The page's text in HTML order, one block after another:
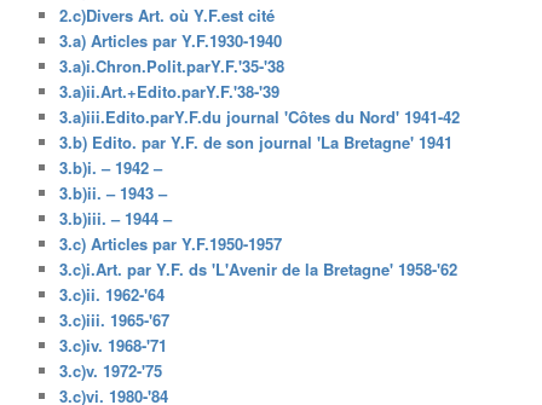
2.c)Divers Art. où Y.F.est cité
3.a) Articles par Y.F.1930-1940
3.a)i.Chron.Polit.parY.F.'35-'38
3.a)ii.Art.+Edito.parY.F.'38-'39
3.a)iii.Edito.parY.F.du journal 'Côtes du Nord' 1941-42
3.b) Edito. par Y.F. de son journal 'La Bretagne' 1941
3.b)i. – 1942 –
3.b)ii. – 1943 –
3.b)iii. – 1944 –
3.c) Articles par Y.F.1950-1957
3.c)i.Art. par Y.F. ds 'L'Avenir de la Bretagne' 1958-'62
3.c)ii. 1962-'64
3.c)iii. 1965-'67
3.c)iv. 1968-'71
3.c)v. 1972-'75
3.c)vi. 1980-'84